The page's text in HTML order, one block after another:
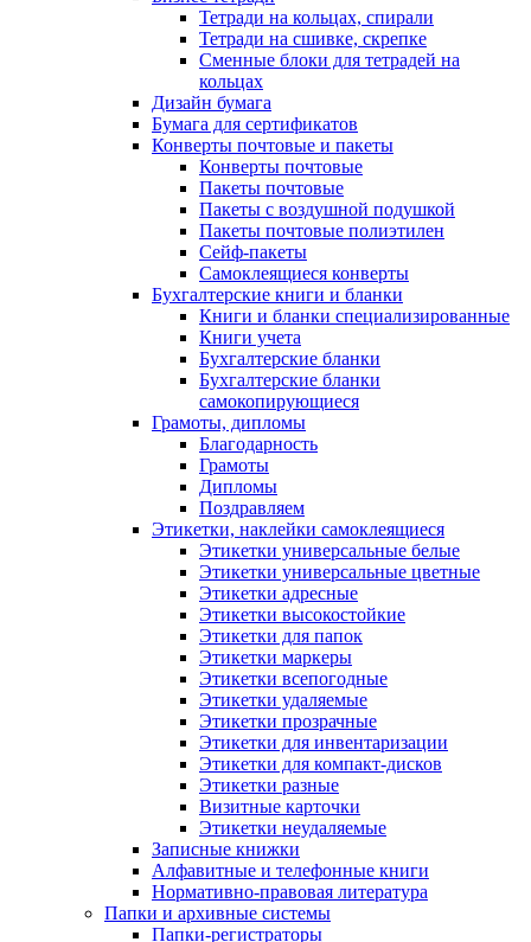
Тетради на кольцах, спирали
Тетради на сшивке, скрепке
Сменные блоки для тетрадей на
кольцах
Дизайн бумага
Бумага для сертификатов
Конверты почтовые и пакеты
Конверты почтовые
Пакеты почтовые
Пакеты с воздушной подушкой
Пакеты почтовые полиэтилен
Сейф-пакеты
Самоклеящиеся конверты
Бухгалтерские книги и бланки
Книги и бланки специализированные
Книги учета
Бухгалтерские бланки
Бухгалтерские бланки
самокопирующиеся
Грамоты, дипломы
Благодарность
Грамоты
Дипломы
Поздравляем
Этикетки, наклейки самоклеящиеся
Этикетки универсальные белые
Этикетки универсальные цветные
Этикетки адресные
Этикетки высокостойкие
Этикетки для папок
Этикетки маркеры
Этикетки всепогодные
Этикетки удаляемые
Этикетки прозрачные
Этикетки для инвентаризации
Этикетки для компакт-дисков
Этикетки разные
Визитные карточки
Этикетки неудаляемые
Записные книжки
Алфавитные и телефонные книги
Нормативно-правовая литература
Папки и архивные системы
Папки-регистраторы